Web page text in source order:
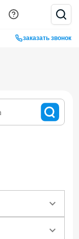
заказать звонок